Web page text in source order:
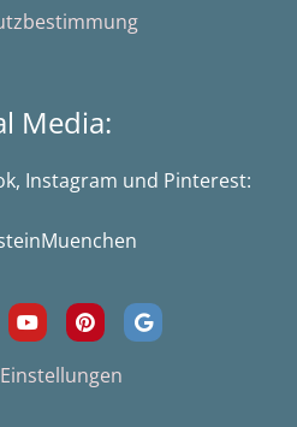
Media:
Instagram und Pinterest:
Y
o
u
t
u
P
i
n
t
e
G
o
o